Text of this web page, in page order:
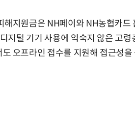
해지원금은 NH페이와 NH농협카드
지털 기기 사용에 익숙지 않은 고
도 오프라인 접수를 지원해 접근성을